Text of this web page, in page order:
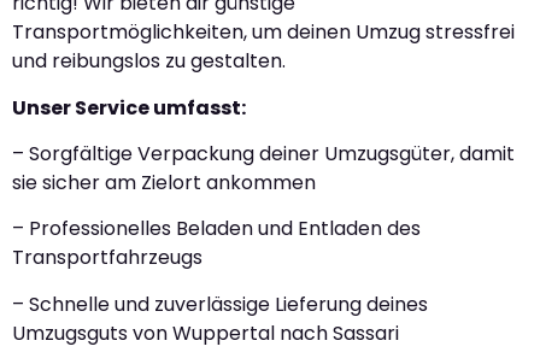
Transportmöglichkeiten, um deinen Umzug stressfrei
und reibungslos zu gestalten.
Unser Service umfasst:
– Sorgfältige Verpackung deiner Umzugsgüter, damit
sie sicher am Zielort ankommen
– Professionelles Beladen und Entladen des
Transportfahrzeugs
– Schnelle und zuverlässige Lieferung deines
Umzugsguts von Wuppertal nach Sassari